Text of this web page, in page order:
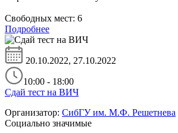
Свободных мест: 6
Подробнее
20.10.2022, 27.10.2022
10:00 - 18:00
Сдай тест на ВИЧ
Организатор: СибГУ им. М.Ф. Решетнева
Социально значимые